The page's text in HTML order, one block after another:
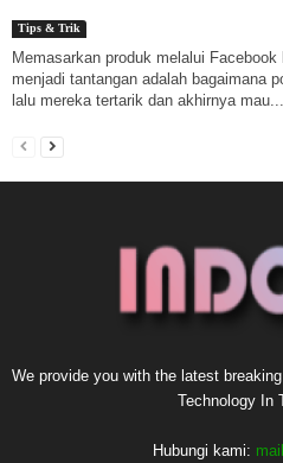
Tips & Trik
Memasarkan produk melalui
menjadi tantangan adalah bagaimana
lalu mereka tertarik dan akhirnya mau...
We provide you with the latest
Technology In
Hubungi kami: